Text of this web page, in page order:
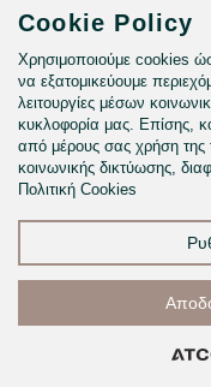
ΣΕΝΤΟΝΙΑ ΣΤΑ
ΥΦΑΣΜΑΤΑ ΜΕ ΤΟ
ΥΠΝΟΔΩΜΑΤΙΟ
HOTEL & BNB
ΠΑΙΔΙΚΟ - ΕΦΗΒΙΚΟ
Cookie Policy
Χρησιμοποιούμε cookies
να εξατομικεύουμε
λειτουργίες μέσων
κυκλοφορία μας. Επίσης,
από μέρους σας χρήση της
κοινωνικής δικτύωσης,
Πολιτική Cookies